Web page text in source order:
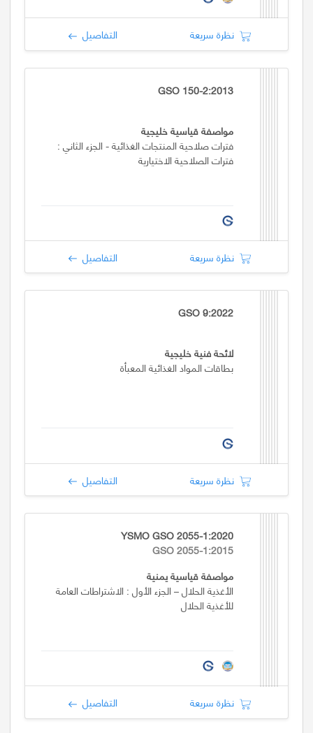
نظرة سريعة التفاصيل
GSO 150-2:2013
مواصفة قياسية خليجية
فترات صلاحية المنتجات الغذائية - الجزء الثاني :
فترات الصلاحية الاختيارية
نظرة سريعة التفاصيل
GSO 9:2022
لائحة فنية خليجية
بطاقات المواد الغذائية المعبأة
نظرة سريعة التفاصيل
YSMO GSO 2055-1:2020
GSO 2055-1:2015
مواصفة قياسية يمنية
الأغذية الحلال – الجزء الأول : الاشتراطات العامة
للأغذية الحلال
نظرة سريعة التفاصيل